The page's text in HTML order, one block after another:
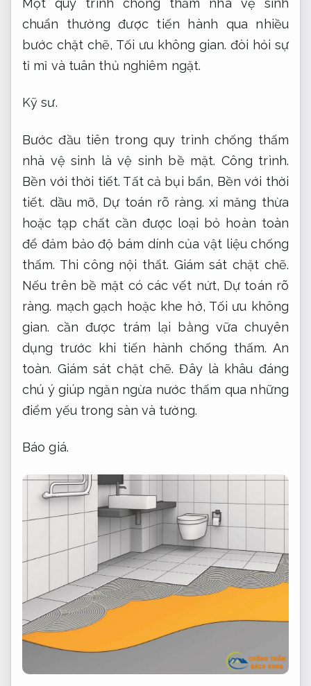
Một quy trình chống thấm nhà vệ sinh
chuẩn thường được tiến hành qua nhiều
bước chặt chẽ, Tối ưu không gian. đòi hỏi sự
tỉ mỉ và tuân thủ nghiêm ngặt.
Kỹ sư.
Bước đầu tiên trong quy trình chống thấm
nhà vệ sinh là vệ sinh bề mặt. Công trình.
Bền với thời tiết. Tất cả bụi bẩn, Bền với thời
tiết. dầu mỡ, Dự toán rõ ràng. xi măng thừa
hoặc tạp chất cần được loại bỏ hoàn toàn
để đảm bảo độ bám dính của vật liệu chống
thấm. Thi công nội thất. Giám sát chặt chẽ.
Nếu trên bề mặt có các vết nứt, Dự toán rõ
ràng. mạch gạch hoặc khe hở, Tối ưu không
gian. cần được trám lại bằng vữa chuyên
dụng trước khi tiến hành chống thấm. An
toàn. Giám sát chặt chẽ. Đây là khâu đáng
chú ý giúp ngăn ngừa nước thấm qua những
điểm yếu trong sàn và tường.
Báo giá.